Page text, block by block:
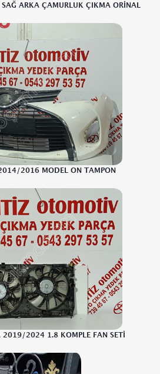
ARKA ÇAMURLUK ÇIKMA ORİNAL
2016 MODEL ON TAMPON
2019/2024 1.8 KOMPLE FAN SETİ